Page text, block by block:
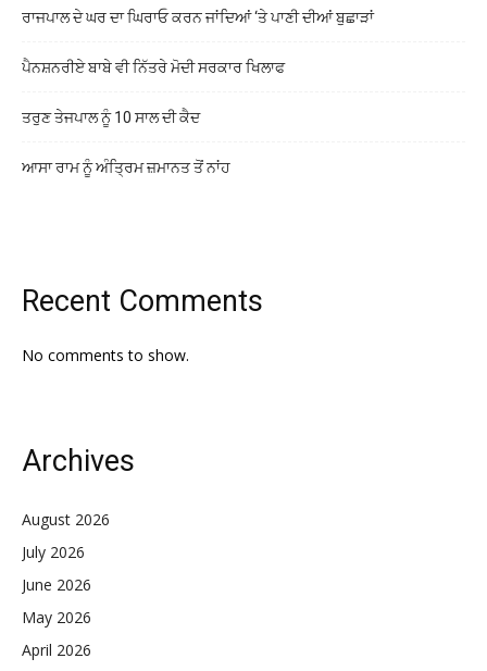
ਰਾਜਪਾਲ ਦੇ ਘਰ ਦਾ ਘਿਰਾਓ ਕਰਨ ਜਾਂਦਿਆਂ ‘ਤੇ ਪਾਣੀ ਦੀਆਂ ਬੁਛਾੜਾਂ
ਪੈਨਸ਼ਨਰੀਏ ਬਾਬੇ ਵੀ ਨਿੱਤਰੇ ਮੋਦੀ ਸਰਕਾਰ ਖਿਲਾਫ
ਤਰੁਣ ਤੇਜਪਾਲ ਨੂੰ 10 ਸਾਲ ਦੀ ਕੈਦ
ਆਸਾ ਰਾਮ ਨੂੰ ਅੰਤ੍ਰਿਮ ਜ਼ਮਾਨਤ ਤੋਂ ਨਾਂਹ
Recent Comments
No comments to show.
Archives
August 2026
July 2026
June 2026
May 2026
April 2026